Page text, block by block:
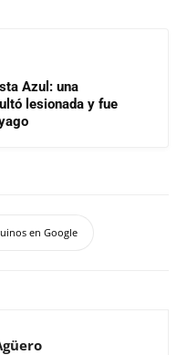
Azul: una
lesionada y fue
en Google